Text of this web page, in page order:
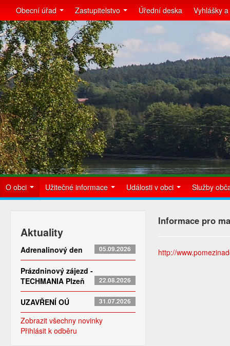
Obecní úřad Zastupitelstvo Úřední deska Vyhlášky
O obci Užitečné informace Události v obci Služby
Aktuality
Adrenalinový den 05.09.2026
Prázdninový zájezd -
TECHMANIA Plzeň
22.08.2026
UZAVŘENÍ OÚ 31.07.2026
Zobrazit všechny novinky
Přihlásit k odběru
Informace pro
http://